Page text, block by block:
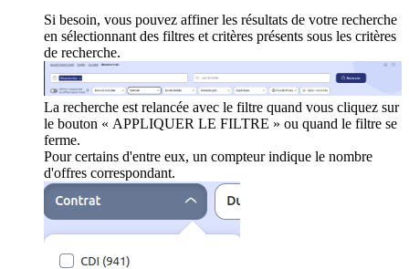
Si besoin, vous pouvez affiner les résultats de votre recherche
en sélectionnant des filtres et critères présents sous les critères
de recherche.
La recherche est relancée avec le filtre quand vous cliquez sur
le bouton « APPLIQUER LE FILTRE » ou quand le filtre se
ferme.
Pour certains d'entre eux, un compteur indique le nombre
d'offres correspondant.